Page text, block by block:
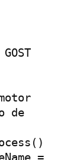
de